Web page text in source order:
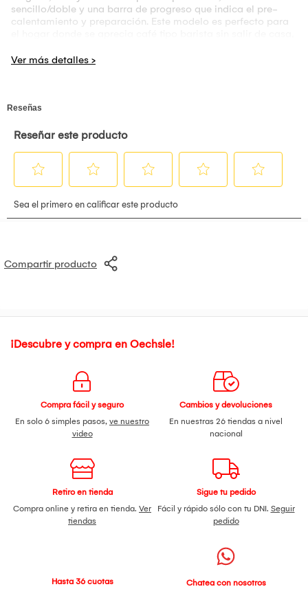
sencillo/doble y una barra de progreso que indica el pre-
calentamiento y preparación. Este modelo es perfecto para
toque de elegancia a la cocina.
Compartir producto
¡Descubre y compra en Oechsle!
Compra fácil y seguro
En solo 6 simples pasos, ve nuestro
video
Cambios y devoluciones
En nuestras 26 tiendas a nivel
nacional
Retiro en tienda
Compra online y retira en tienda. Ver
tiendas
Sigue tu pedido
Fácil y rápido sólo con tu DNI. Seguir
pedido
Hasta 36 cuotas
Chatea con nosotros